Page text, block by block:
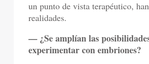
un punto de vista terapéutico,
realidades.
— ¿Se amplían las
experimentar con embriones?